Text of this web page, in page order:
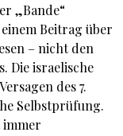
„Bande“
Beitrag über
– nicht den
Die israelische
des 7.
Selbstprüfung.
immer